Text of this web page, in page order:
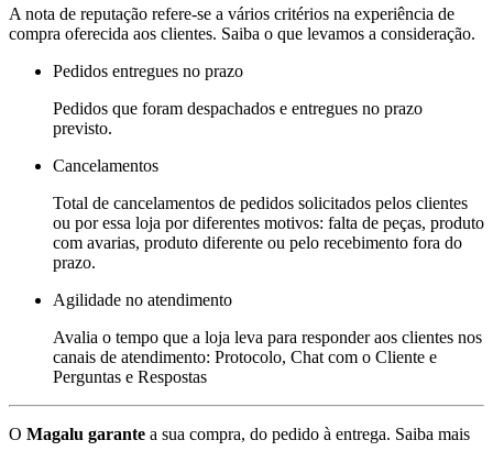
A nota de reputação refere-se a vários critérios na experiência de
compra oferecida aos clientes. Saiba o que levamos a consideração.
Pedidos entregues no prazo
Pedidos que foram despachados e entregues no prazo
previsto.
Cancelamentos
Total de cancelamentos de pedidos solicitados pelos clientes
ou por essa loja por diferentes motivos: falta de peças, produto
com avarias, produto diferente ou pelo recebimento fora do
prazo.
Agilidade no atendimento
Avalia o tempo que a loja leva para responder aos clientes nos
canais de atendimento: Protocolo, Chat com o Cliente e
Perguntas e Respostas
O Magalu garante a sua compra, do pedido à entrega. Saiba mais